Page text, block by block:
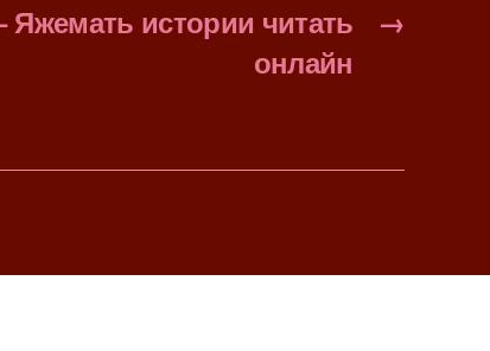
→
Яжемать истории читать
онлайн